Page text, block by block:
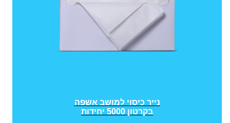
נייר כיסוי למושב אשפה
בקרטון 5000 יחידות